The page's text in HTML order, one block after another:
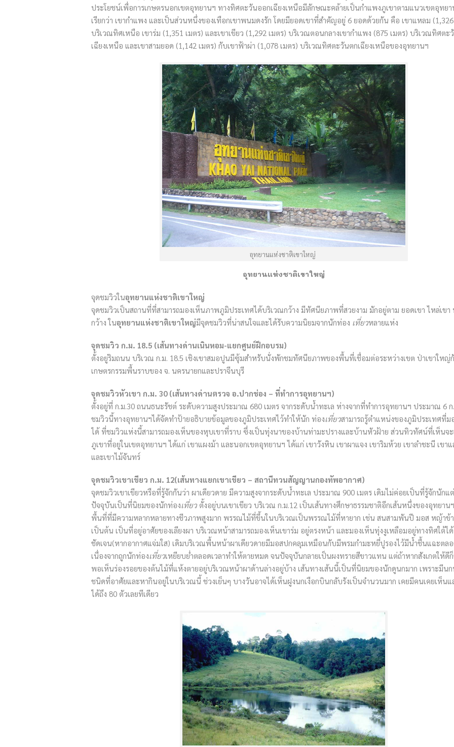
ประโยชน์เพื่อการเกษตรนอกเขตอุทยานฯ ทางทิศตะวันออกเฉียงเหนือมีลักษณะคล้ายเป็นกำแพงภูเขาตามแนวเขตอุทยา
เรียกว่า เขากำแพง และเป็นส่วนหนึ่งของเทือกเขาพนมดงรัก โดยมียอดเขาที่สำคัญอยู่ 6 ยอดด้วยกัน คือ เขาแหลม (1,326
บริเวณทิศเหนือ เขาร่ม (1,351 เมตร) และเขาเขียว (1,292 เมตร) บริเวณตอนกลางเขากำแพง (875 เมตร) บริเวณทิศตะ
เฉียงเหนือ และเขาสามยอด (1,142 เมตร) กับเขาฟ้าผ่า (1,078 เมตร) บริเวณทิศตะวันตกเฉียงเหนือของอุทยานฯ
อุทยานแห่งชาติเขาใหญ่
อุทยานแห่งชาติเขาใหญ่
จุดชมวิวในอุทยานแห่งชาติเขาใหญ่
จุดชมวิวเป็นสถานที่ที่สามารถมองเห็นภาพภูมิประเทศได้บริเวณกว้าง มีทัศนียภาพที่สวยงาม มักอยู่ตาม ยอดเขา ไหล่เขา
กว้าง ในอุทยานแห่งชาติเขาใหญ่มีจุดชมวิวที่น่าสนใจและได้รับความนิยมจากนักท่อง เที่ยวหลายแห่ง
จุดชมวิว ก.ม. 18.5 (เส้นทางด่านเนินหอม-แยกศูนย์ฝึกอบรม)
ตั้งอยู่ริมถนน บริเวณ ก.ม. 18.5 เชิงเขาสมอปูนมีซุ้มสำหรับนั่งพักชมทัศนียภาพของพื้นที่เชื่อมต่อระหว่างเขต ป่าเขาให
เกษตรกรรมพื้นราบของ จ. นครนายกและปราจีนบุรี
จุดชมวิวหัวเขา ก.ม. 30 (เส้นทางด่านตรวจ อ.ปากช่อง – ที่ทำการอุทยานฯ)
ตั้งอยู่ที่ ก.ม.30 ถนนธนะรัชต์ ระดับความสูงประมาณ 680 เมตร จากระดับน้ำทะเล ห่างจากที่ทำการอุทยานฯ ประมาณ 6 ก
ชมวิวนี้ทางอุทยานฯได้จัดทำป้ายอธิบายข้อมูลของภูมิประเทศไว้ทำให้นัก ท่องเที่ยวสามารถรู้ตำแหน่งของภูมิประเทศที่ม
ได้ ที่ชมวิวแห่งนี้สามารถมองเห็นของหุบเขาที่ราบ ซึ่งเป็นทุ่งนาของบ้านท่ามะปรางและบ้านหัวฝ้าย ส่วนทิวทัศน์ที่เห็นจ
ภูเขาที่อยู่ในเขตอุทยานฯ ได้แก่ เขาแผงม้า และนอกเขตอุทยานฯ ได้แก่ เขาวังหิน เขาผาแจง เขาริมห้วย เขาลำชะนี เขาแ
และเขาไม้จันทร์
จุดชมวิวเขาเขียว ก.ม. 12(เส้นทางแยกเขาเขียว – สถานีทวนสัญญานกองทัพอากาศ)
จุดชมวิวเขาเขียวหรือที่รู้จักกันว่า ผาเดียวดาย มีความสูงจากระดับน้ำทะเล ประมาณ 900 เมตร เดิมไม่ค่อยเป็นที่รู้จักนักแต่
ปัจจุบันเป็นที่นิยมของนักท่องเที่ยว ตั้งอยู่บนเขาเขียว บริเวณ ก.ม.12 เป็นเส้นทางศึกษาธรรมชาติอีกเส้นหนึ่งของอุทยาน
พื้นที่ที่มีความหลากหลายทางชีวภาพสูงมาก พรรณไม้ที่ขึ้นในบริเวณเป็นพรรณไม้ที่หายาก เช่น สนสามพันปี มอส หญ้าข้า
เป็นต้น เป็นที่อยู่อาศัยของเลียงผา บริเวณหน้าสามารถมองเห็นเขาร่ม อยู่ตรงหน้า และมองเห็นทุ่งงูเหลือมอยู่ทางทิศใต้ได้
ชัดเจน(หากอากาศแจ่มใส) เดิมบริเวณพื้นหน้าผาเดียวดายมีมอสปกคลุมเหมือนกับมีพรมกำมะหยี่ปูรองไว้มีน้ำชื้นแฉะตล
เนื่องจากถูกนักท่องเที่ยวเหยียบย่ำตลอดเวลาทำให้ตายหมด จนปัจจุบันกลายเป็นผงทรายสีขาวแทน แต่ถ้าหากสังเกตให้ดีก็
พอเห็นร่องรอยของต้นไม้ที่แห้งตายอยู่บริเวณหน้าผาด้านล่างอยู่บ้าง เส้นทางเส้นนี้เป็นที่นิยมของนักดูนกมาก เพราะมีนก
ชนิดที่อาศัยและหากินอยู่ในบริเวณนี้ ช่วงเย็นๆ บางวันอาจได้เห็นฝูงนกเงือกบินกลับรังเป็นจำนวนมาก เคยมีคนเคยเห็น
ได้ถึง 80 ตัวเลยทีเดียว